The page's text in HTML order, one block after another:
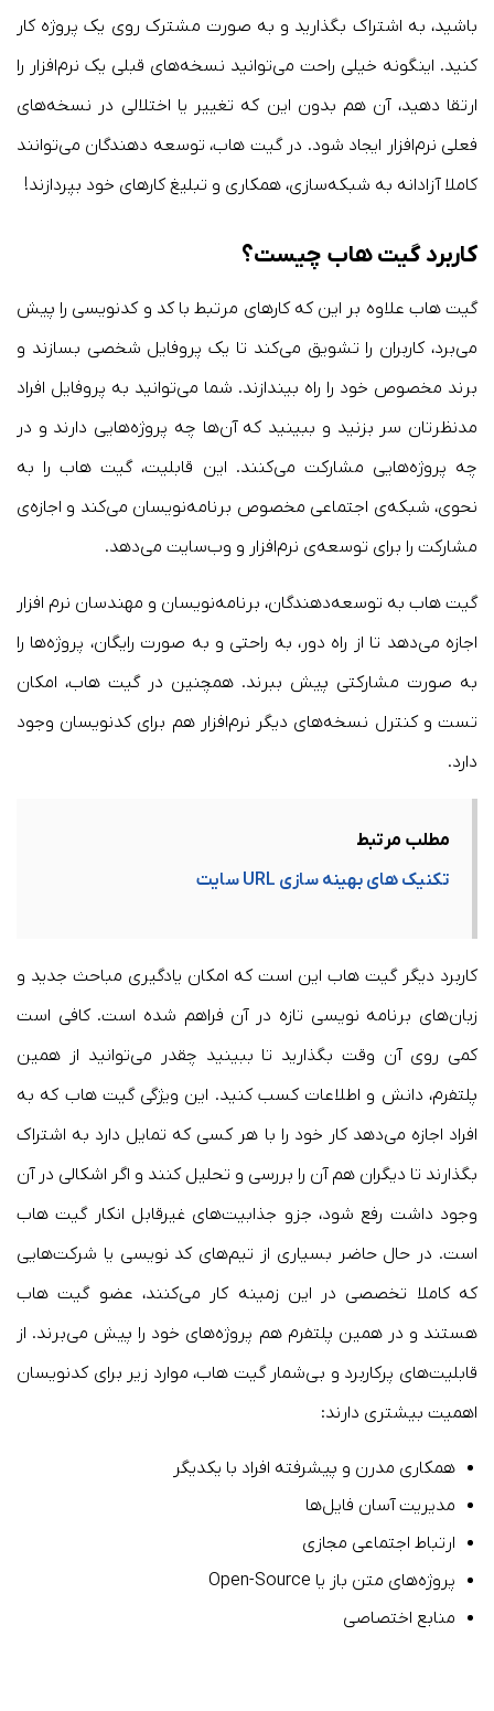
باشید، به اشتراک بگذارید و به صورت مشترک روی یک پروژه کار
کنید. اینگونه خیلی راحت می‌توانید نسخه‌های قبلی یک نرم‌افزار را
ارتقا دهید، آن هم بدون این که تغییر یا اختلالی در نسخه‌های
فعلی نرم‌افزار ایجاد شود. در گیت هاب، توسعه دهندگان می‌توانند
کاملا آزادانه به شبکه‌سازی، همکاری و تبلیغ کارهای خود بپردازند!
کاربرد گیت هاب چیست؟
گیت هاب علاوه بر این که کارهای مرتبط با کد و کدنویسی را پیش
می‌برد، کاربران را تشویق می‌کند تا یک پروفایل شخصی بسازند و
برند مخصوص خود را راه بیندازند. شما می‌توانید به پروفایل افراد
مدنظرتان سر بزنید و ببینید که آن‌ها چه پروژه‌هایی دارند و در
چه پروژه‌هایی مشارکت می‌کنند. این قابلیت، گیت هاب را به
نحوی، شبکه‌ی اجتماعی مخصوص برنامه‌نویسان می‌کند و اجازه‌ی
مشارکت را برای توسعه‌ی نرم‌افزار و وب‌سایت می‌دهد.
گیت هاب به توسعه‌دهندگان، برنامه‌نویسان و مهندسان نرم افزار
اجازه می‌دهد تا از راه دور، به راحتی و به صورت رایگان، پروژه‌ها را
به صورت مشارکتی پیش ببرند. همچنین در گیت هاب، امکان
تست و کنترل نسخه‌های دیگر نرم‌افزار هم برای کدنویسان وجود
دارد.
مطلب مرتبط
تکنیک های بهینه سازی URL سایت
کاربرد دیگر گیت هاب این است که امکان یادگیری مباحث جدید و
زبان‌های برنامه نویسی تازه در آن فراهم شده است. کافی است
کمی روی آن وقت بگذارید تا ببینید چقدر می‌توانید از همین
پلتفرم، دانش و اطلاعات کسب کنید. این ویژگی گیت هاب که به
افراد اجازه می‌دهد کار خود را با هر کسی که تمایل دارد به اشتراک
بگذارند تا دیگران هم آن را بررسی و تحلیل کنند و اگر اشکالی در آن
وجود داشت رفع شود، جزو جذابیت‌های غیرقابل انکار گیت هاب
است. در حال حاضر بسیاری از تیم‌های کد نویسی یا شرکت‌هایی
که کاملا تخصصی در این زمینه کار می‌کنند، عضو گیت هاب
هستند و در همین پلتفرم هم پروژه‌های خود را پیش می‌برند. از
قابلیت‌های پرکاربرد و بی‌شمار گیت هاب، موارد زیر برای کدنویسان
اهمیت بیشتری دارند:
همکاری مدرن و پیشرفته افراد با یکدیگر
مدیریت آسان فایل‌ها
ارتباط اجتماعی مجازی
پروژه‌های متن باز یا Open-Source
منابع اختصاصی